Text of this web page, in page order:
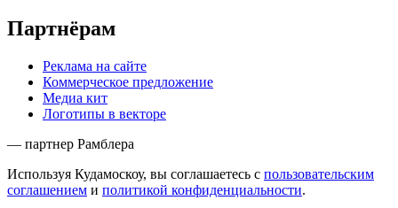
Партнёрам
Реклама на сайте
Коммерческое предложение
Медиа кит
Логотипы в векторе
— партнер Рамблера
Используя Кудамоскоу, вы соглашаетесь с пользовательским
соглашением и политикой конфиденциальности.